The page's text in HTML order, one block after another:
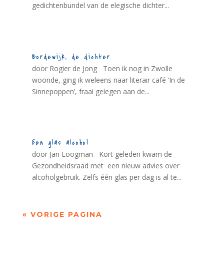
gedichtenbundel van de elegische dichter...
Bordewijk, de dichter
door Rogier de Jong Toen ik nog in Zwolle
woonde, ging ik weleens naar literair café ‘In de
Sinnepoppen’, fraai gelegen aan de...
Een glas alcohol
door Jan Loogman Kort geleden kwam de
Gezondheidsraad met een nieuw advies over
alcoholgebruik. Zelfs één glas per dag is al te...
« VORIGE PAGINA